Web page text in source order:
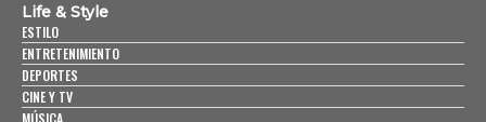
Life & Style
ESTILO
ENTRETENIMIENTO
DEPORTES
CINE Y TV
MÚSICA